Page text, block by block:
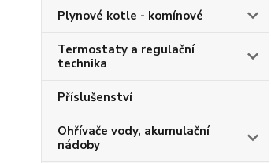
Plynové kotle - komínové
Termostaty a regulační
technika
Příslušenství
Ohřívače vody, akumulační
nádoby